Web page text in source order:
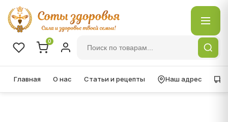
0
Главная О нас Статьи и рецепты Наш адрес